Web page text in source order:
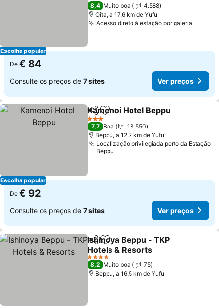
Escolha popular
4 Estrelas
8,4 Muito boa
4.588
Oita, a 17.6 km de Yufu
Acesso direto à estação por galeria
De € 84
Consulte os preços de 7 sites Ver preços
Escolha popular
PartilharAdicionar aos favoritos
Kamenoi Hotel Beppu
3 Estrelas
7,7 Boa
13.550
Beppu, a 12.7 km de Yufu
Localização privilegiada perto da Estação
Beppu
De € 92
Consulte os preços de 7 sites Ver preços
PartilharAdicionar aos favoritos
Ishinoya Beppu - TKP
Hotels & Resorts
Ver preços
4 Estrelas
8,2 Muito boa
75
Beppu, a 16.5 km de Yufu